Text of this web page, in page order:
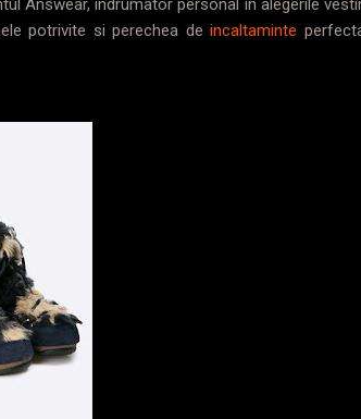
potrivite si perechea de incaltaminte